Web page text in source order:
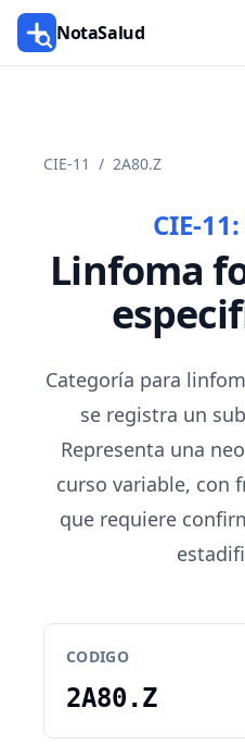
NotaSalud
CIE-11 / 2A80.Z
CIE-11:
Linfoma
Categoría para
se registra un
Representa una
curso variable, con
que requiere
CODIGO
2A80.Z